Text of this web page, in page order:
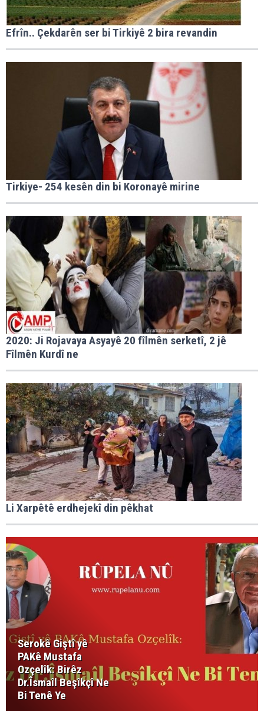
Efrîn.. Çekdarên ser bi Tirkiyê 2 bira revandin
Tirkiye- 254 kesên din bi Koronayê mirine
2020: Ji Rojavaya Asyayê 20 fîlmên serketî, 2 jê
Fîlmên Kurdî ne
Li Xarpêtê erdhejekî din pêkhat
Serokê Giştî yê
PAKê Mustafa
Ozçelîk: Birêz
Dr.Îsmaîl Beşîkçî Ne
Bi Tenê Ye